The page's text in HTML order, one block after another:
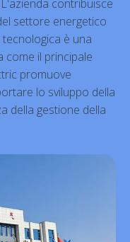
contribuisce
settore energetico
tecnologica è una
il principale
promuove
lo sviluppo della
della gestione della